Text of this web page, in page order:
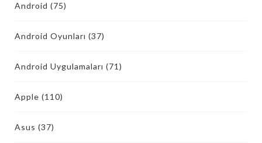
Android (75)
Android Oyunları (37)
Android Uygulamaları (71)
Apple (110)
Asus (37)